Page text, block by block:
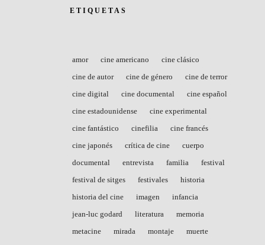
ETIQUETAS
amor cine americano
cine clásico
cine de autor
cine de género
cine de terror
cine digital
cine documental
cine español
cine estadounidense
cine experimental
cine fantástico
cinefilia
cine francés
cine japonés
crítica de cine
cuerpo
documental
entrevista familia
festival
festival de sitges
festivales
historia
historia del cine
imagen
infancia
jean-luc godard
literatura
memoria
metacine
mirada montaje
muerte